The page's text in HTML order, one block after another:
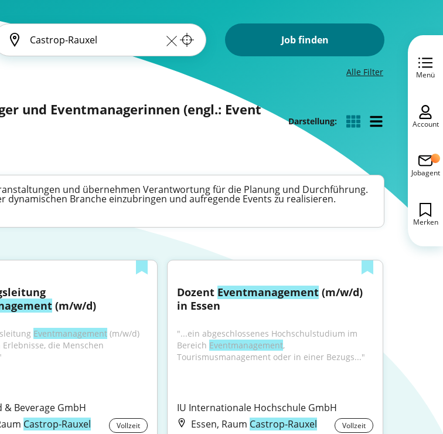
Job finden
Alle Filter
und Eventmanagerinnen (engl.: Event
Darstellung:
und übernehmen Verantwortung für die Planung und Durchführung.
dynamischen Branche einzubringen und aufregende Events zu realisieren.
(m/w/d)
Eventmanagement (m/w/d)
die Menschen
& Beverage GmbH
Castrop-Rauxel Vollzeit
Dozent ﻿﻿ Eventmanagement (m/w/d)
in Essen
"...ein abgeschlossenes Hochschulstudium im
Bereich Eventmanagement,
Tourismusmanagement oder in einer Bezugs..."
IU Internationale Hochschule GmbH
Essen, Raum Castrop-Rauxel Vollzeit
Menü
Account
Jobagent
Merken